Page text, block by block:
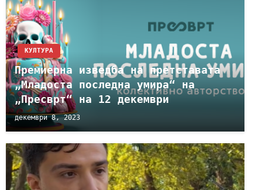
КУЛТУРА
Премиерна изведба на претставата
„Младоста последна умира“ на
„Пресврт“ на 12 декември
декември 8, 2023